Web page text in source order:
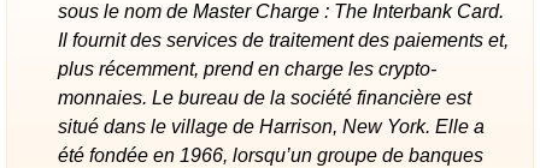
sous le nom de Master Charge : The Interbank Card.
Il fournit des services de traitement des paiements et,
plus récemment, prend en charge les crypto-
monnaies. Le bureau de la société financière est
situé dans le village de Harrison, New York. Elle a
été fondée en 1966, lorsqu’un groupe de banques